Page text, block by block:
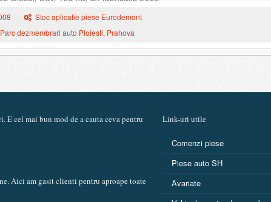
Stoc aplicatie piese Eurodemont
Parc dezmembrari auto Ploiesti, Prahova
E cel mai bun mod de a cauta ceva pentru
Aici am gasit clienti pentru aproape toate
Link-uri utile
Comenzi piese
Piese auto SH
Avariate